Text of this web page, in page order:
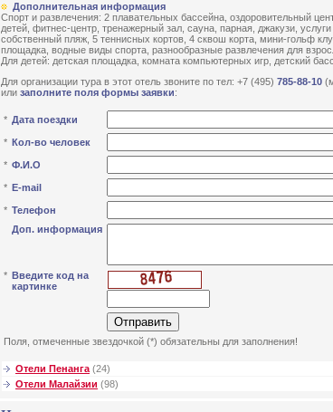
Дополнительная информация
Спорт и развлечения: 2 плавательных бассейна, оздоровительный
детей, фитнес-центр, тренажерный зал, сауна, парная, джакузи,
собственный пляж, 5 теннисных кортов, 4 сквош корта, мини-гольф
площадка, водные виды спорта, разнообразные развлечения для
Для детей: детская площадка, комната компьютерных игр, детский
Для организации тура в этот отель звоните по тел: +7 (495) 785-88-10
или заполните поля формы заявки:
* Дата поездки
* Кол-во человек
* Ф.И.О
* E-mail
* Телефон
Доп. информация
* Введите код на
картинке
Поля, отмеченные звездочкой (*) обязательны для заполнения!
Отели Пенанга(24)
Отели Малайзии (98)